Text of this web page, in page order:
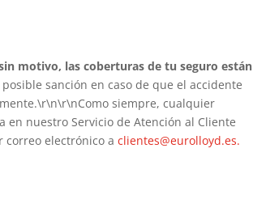
motivo, las coberturas de tu seguro están
sanción en caso de que el accidente
siempre, cualquier
nuestro Servicio de Atención al Cliente
correo electrónico aclientes@eurolloyd.es.